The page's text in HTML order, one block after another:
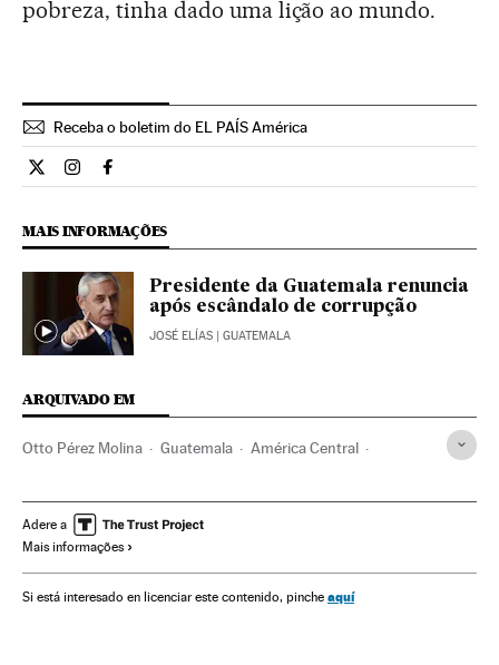
pobreza, tinha dado uma lição ao mundo.
Receba o boletim do EL PAÍS América
Internacional El País Brasil en Twitter
Internacional El País Brasil en Instagram
Internacional El País Brasil en Facebook
MAIS INFORMAÇÕES
Presidente da Guatemala renuncia
após escândalo de corrupção
JOSÉ ELÍAS | GUATEMALA
ARQUIVADO EM
Otto Pérez Molina Guatemala América Central
América Política Delitos
Adere a
Mais informações
Si está interesado en licenciar este contenido, pinche aquí